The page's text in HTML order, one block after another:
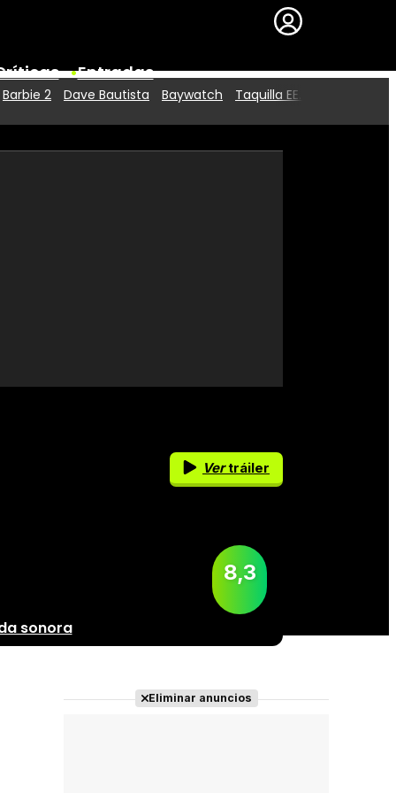
Entradas
Premios
Barbie 2 Dave Bautista Baywatch Taquilla EE.UU.
Vertráiler
8,3
sonora
Eliminar anuncios